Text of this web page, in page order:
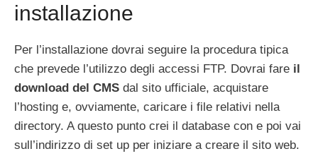
installazione
Per l’installazione dovrai seguire la procedura tipica
che prevede l’utilizzo degli accessi FTP. Dovrai fare il
download del CMS dal sito ufficiale, acquistare
l’hosting e, ovviamente, caricare i file relativi nella
directory. A questo punto crei il database con e poi vai
sull’indirizzo di set up per iniziare a creare il sito web.